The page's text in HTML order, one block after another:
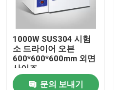
회사 소개
공장 투어
품질 관리
1000W SUS304 시험
소 드라이어 오븐
600*600*600mm 외면
사이즈
문의 보내기